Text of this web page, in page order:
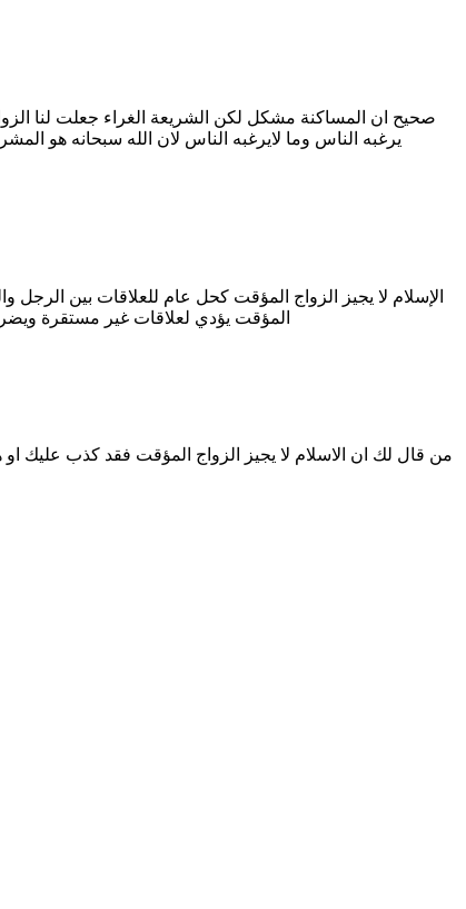
صحيح ان المساكنة مشكل لكن الشريعة الغراء جعلت لنا
يرغبه الناس وما لايرغبه الناس لان الله سبحانه هو
الإسلام لا يجيز الزواج المؤقت كحل عام للعلاقات بين
المؤقت يؤدي لعلاقات غير مستقرة ويضر
من قال لك ان الاسلام لا يجيز الزواج المؤقت فقد كذب عليك او